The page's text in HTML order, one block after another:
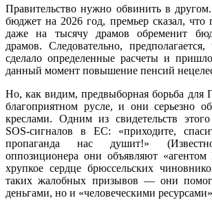
Правительство нужно обвинить в
бюджет на 2026 год, премьер сказал,
даже на тысячу драмов обременит
драмов. Следовательно, предполагается,
сделало определенные расчеты и
данный момент повышение пенсий
Но, как видим, предвыборная борьба для
благоприятном русле, и они серьезно
креслами. Одним из свидетельств
SOS-сигналов в ЕС: «приходите,
пропаганда нас душит!»
оппозиционера они объявляют «агентом
хрупкое сердце брюссельских
таких жалобных призывов — они
деньгами, но и «человеческими